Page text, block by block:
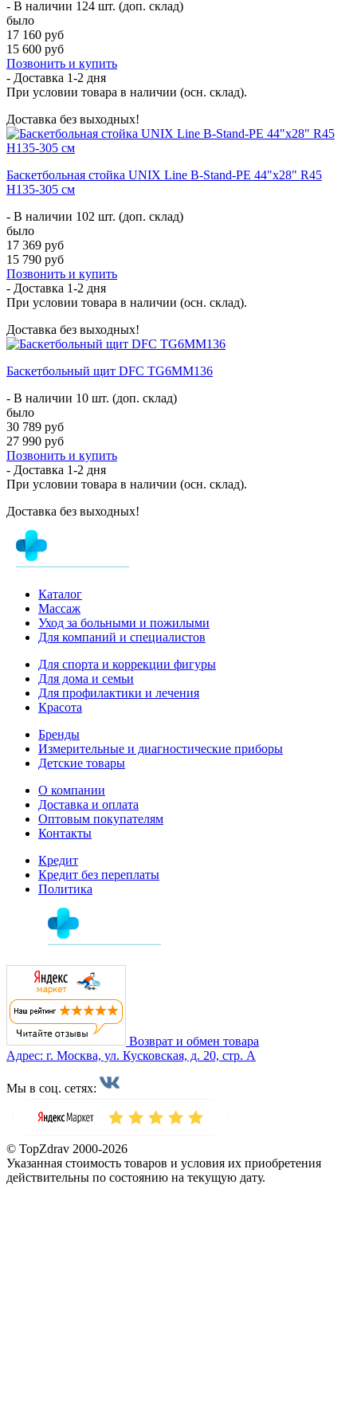
- В наличии 124 шт. (доп. склад)
было
17 160 руб
15 600 руб
Позвонить и купить
- Доставка 1-2 дня
При условии товара в наличии (осн. склад).
Доставка без выходных!
Баскетбольная стойка UNIX Line B-Stand-PE 44"x28" R45
H135-305 см
- В наличии 102 шт. (доп. склад)
было
17 369 руб
15 790 руб
Позвонить и купить
- Доставка 1-2 дня
При условии товара в наличии (осн. склад).
Доставка без выходных!
Баскетбольный щит DFC TG6MM136
- В наличии 10 шт. (доп. склад)
было
30 789 руб
27 990 руб
Позвонить и купить
- Доставка 1-2 дня
При условии товара в наличии (осн. склад).
Доставка без выходных!
Каталог
Массаж
Уход за больными и пожилыми
Для компаний и специалистов
Для спорта и коррекции фигуры
Для дома и семьи
Для профилактики и лечения
Красота
Бренды
Измерительные и диагностические приборы
Детские товары
О компании
Доставка и оплата
Оптовым покупателям
Контакты
Кредит
Кредит без переплаты
Политика
Возврат и обмен товара
Адрес: г. Москва, ул. Кусковская, д. 20, стр. А
Мы в соц. сетях:
© TopZdrav 2000-2026
Указанная стоимость товаров и условия их приобретения
действительны по состоянию на текущую дату.